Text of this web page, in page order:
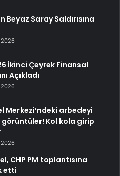
Beyaz Saray Saldırısına
İkinci Çeyrek Finansal
Açıkladı
Merkezi’ndeki arbedeyi
Kol kola girip
CHP PM toplantısına
etti